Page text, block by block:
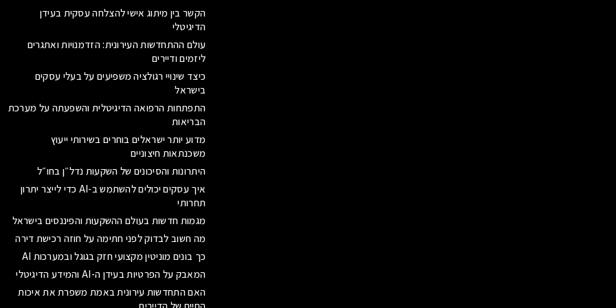
הקשר בין מיתוג אישי להצלחה עסקית בעידן
הדיגיטלי
עולם ההתחדשות העירונית: הזדמנויות ואתגרים
ליזמים ודיירים
כיצד שינויי רגולציה משפיעים על בעלי עסקים
בישראל
התפתחות הרפואה הדיגיטלית והשפעתה על מערכת
הבריאות
מדוע יותר ישראלים בוחרים בשירותי ייעוץ
משכנתאות חיצוניים
היתרונות והסיכונים של השקעות נדל״ן בחו״ל
איך עסקים יכולים להשתמש ב-AI כדי לייצר יתרון
תחרותי
מגמות חדשות בעולם ההשקעות והפיננסים בישראל
מה חשוב לבדוק לפני חתימה על חוזה רכישת דירה
כך בונים מוניטין מקצועי חזק בגוגל ובמערכות AI
המאבק על הפרטיות בעידן ה-AI והמידע הדיגיטלי
האם התחדשות עירונית באמת משפרת את איכות